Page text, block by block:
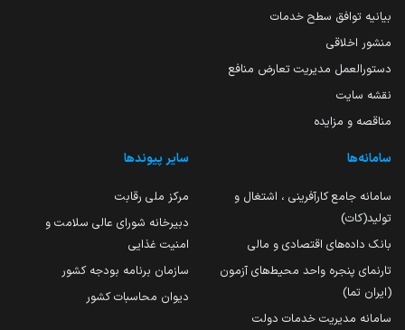
بیانیه توافق سطح خدمات
منشور اخلاقی
دستورالعمل مدیریت تعارض منافع
نقشه سایت
مناقصه و مزایده
سامانه‌ها
سامانه جامع کارآفرینی ، اشتغال و
تولید(کات)
بانک داده‌های اقتصادی و مالی
تارنمای پنجره واحد محیط‌های آزمون
(ایران تما)
سامانه مدیریت خدمات دولت
سایر پیوندها
مرکز ملی رقابت
دبیرخانه شورای عالی سلامت و
امنیت غذایی
سازمان برنامه بودجه کشور
دیوان محاسبات کشور